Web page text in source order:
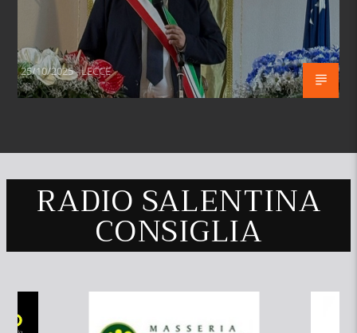
25/10/2025 - LECCE
RADIO SALENTINA
CONSIGLIA